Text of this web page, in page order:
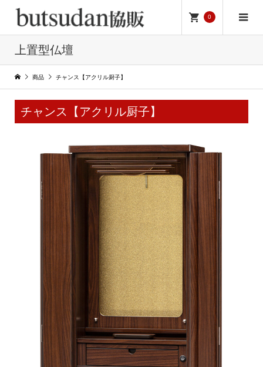
0
上置型仏壇
商品 チャンス【アクリル厨子】
チャンス【アクリル厨子】